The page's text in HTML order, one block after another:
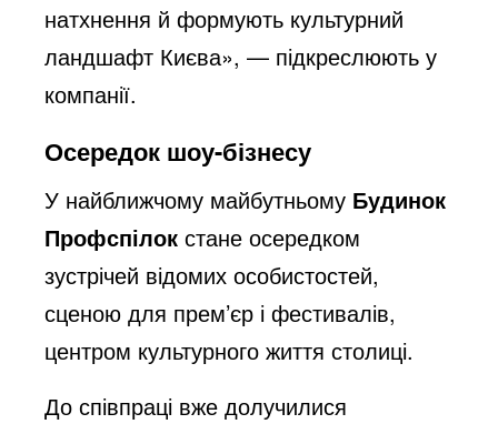
натхнення й формують культурний
ландшафт Києва», — підкреслюють у
компанії.
Осередок шоу-бізнесу
У найближчому майбутньому Будинок
Профспілок стане осередком
зустрічей відомих особистостей,
сценою для прем’єр і фестивалів,
центром культурного життя столиці.
До співпраці вже долучилися